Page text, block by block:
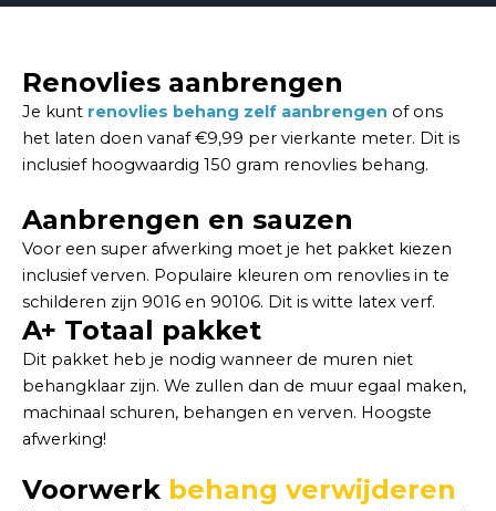
Renovlies aanbrengen
Je kunt renovlies behang zelf aanbrengen of ons
het laten doen vanaf €9,99 per vierkante meter. Dit is
inclusief hoogwaardig 150 gram renovlies behang.
Aanbrengen en sauzen
Voor een super afwerking moet je het pakket kiezen
inclusief verven. Populaire kleuren om renovlies in te
schilderen zijn 9016 en 90106. Dit is witte latex verf.
A+ Totaal pakket
Dit pakket heb je nodig wanneer de muren niet
behangklaar zijn. We zullen dan de muur egaal maken,
machinaal schuren, behangen en verven. Hoogste
afwerking!
Voorwerk behang verwijderen